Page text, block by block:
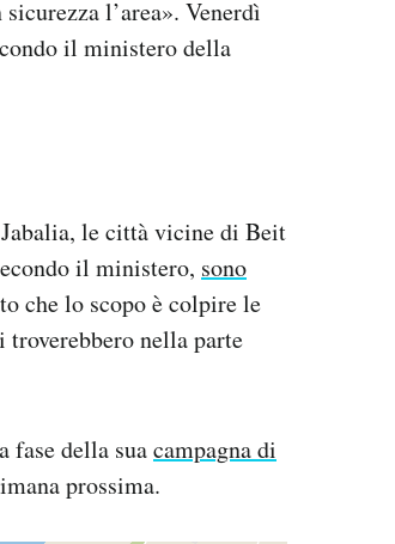
l’area». Venerdì
il ministero della
le città vicine di Beit
il ministero, sono
che lo scopo è colpire le
nella parte
fase della suacampagna di
prossima.